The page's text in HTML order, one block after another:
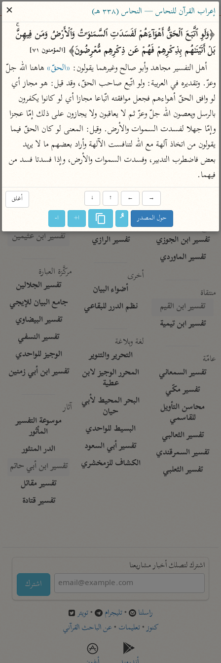
ساهم معنا في نشر القرآن والعلم الشرعي
الباحث القرآني
بحث تفسير علوم مصاحف معاجم
Type 2 or more characters for results.
Type 1 or more
characters for results.
أمّهات
تفسير الطبري
تفسير ابن كثير
تفسير القرطبي
تفسير البغوي
جمع الأقوال
تفسير ابن الجوزي
تفسير الماوردي
منتقاة
تفسير ابن القيم
تفسير ابن تيمية
عامّة
تفسير السمعاني
تفسير مكّي
محاسن التأويل
للقاسمي
تفسير الثعالبي
تفسير السمرقندي
تفسير الثعلبي
عامّة
فتح البيان للقنوجي
فتح القدير للشوكاني
موسوعات
تفسير الآلوسي
تفسير الرازي
أخرى
أضواء البيان
نظم الدرر للبقاعي
لغة وبلاغة
التحرير والتنوير
المحرر الوجيز لابن
عطية
البحر المحيط لأبي
حيان
البسيط للواحدي
تفسير أبي السعود
الكشاف للزمخشري
معاصرة
الميسر
المختصر في
تفسير السعدي
أيسر التفاسير
القرآن – تدبر وعمل
تفسير ابن عثيمين
مركَّزة العبارة
تفسير الجلالين
جامع البيان للإيجي
تفسير البيضاوي
تفسير النسفي
الوجيز للواحدي
تفسير ابن أبي زمنين
آثار
موسوعة التفسير
المأثور
الدر المنثور
تفسير ابن أبي حاتم
تفسير مقاتل
تفسير قتادة
اشترك لتصلك أخبار مشاريعنا
اشترك
راسلنا •تليجرام •تويتر
كنوز•تعليمات •عن الباحث القرآني
إعراب القرآن للنحاس — النحاس (٣٣٨ هـ)
✕
بَلۡ أَتَیۡنَـٰهُم بِذِكۡرِهِمۡ فَهُمۡ عَن ذِكۡرِهِم مُّعۡرِضُونَ﴾ [المؤمنون ٧١]
أهل التفسير مجاهد وأبو صالح وغيرهما يقولون: «الحقّ»
فيهما.
أغلق →
←
↑
↓
حول المصدر ا+ ا-